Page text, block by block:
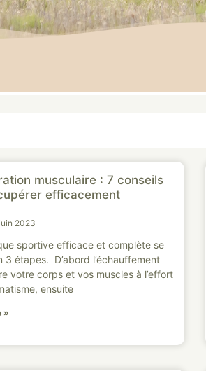
musculaire : 7 conseils
efficacement
2023
sportive efficace et complète se
3 étapes. D’abord l’échauffement
votre corps et vos muscles à l’effort
ensuite
»